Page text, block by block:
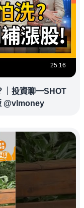
25:16
｜投資聊一SHOT
@vlmoney